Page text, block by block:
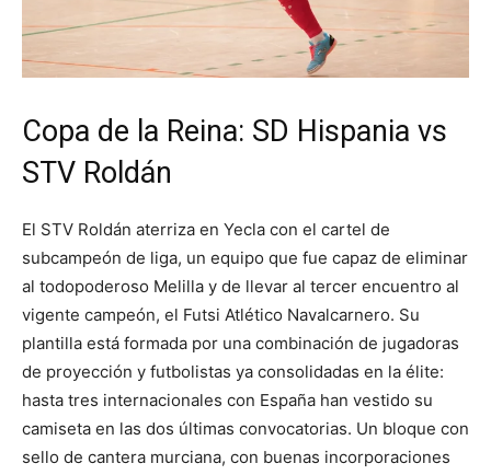
Copa de la Reina: SD Hispania vs
STV Roldán
El STV Roldán aterriza en Yecla con el cartel de
subcampeón de liga, un equipo que fue capaz de eliminar
al todopoderoso Melilla y de llevar al tercer encuentro al
vigente campeón, el Futsi Atlético Navalcarnero. Su
plantilla está formada por una combinación de jugadoras
de proyección y futbolistas ya consolidadas en la élite:
hasta tres internacionales con España han vestido su
camiseta en las dos últimas convocatorias. Un bloque con
sello de cantera murciana, con buenas incorporaciones